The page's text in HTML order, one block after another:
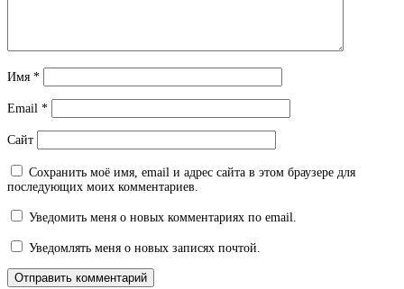
Имя *
Email *
Сайт
Сохранить моё имя, email и адрес сайта в этом браузере для
последующих моих комментариев.
Уведомить меня о новых комментариях по email.
Уведомлять меня о новых записях почтой.